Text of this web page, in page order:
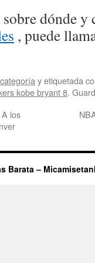
sobre dónde
, puede
y etiquetada
kobe bryant 8.
los
Barata –